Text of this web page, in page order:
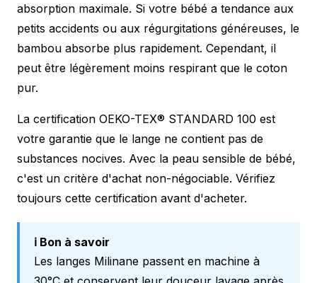
absorption maximale. Si votre bébé a tendance aux
petits accidents ou aux régurgitations généreuses, le
bambou absorbe plus rapidement. Cependant, il
peut être légèrement moins respirant que le coton
pur.
La certification OEKO-TEX® STANDARD 100 est
votre garantie que le lange ne contient pas de
substances nocives. Avec la peau sensible de bébé,
c'est un critère d'achat non-négociable. Vérifiez
toujours cette certification avant d'acheter.
ℹ️ Bon à savoir
Les langes Milinane passent en machine à